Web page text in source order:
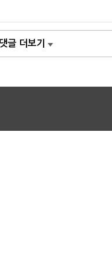
댓글 더보기